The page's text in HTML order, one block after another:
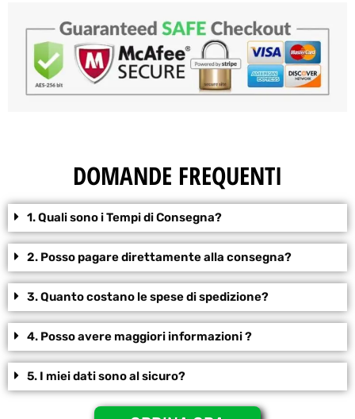
DOMANDE FREQUENTI
1. Quali sono i Tempi di Consegna?
2. Posso pagare direttamente alla consegna?
3. Quanto costano le spese di spedizione?
4. Posso avere maggiori informazioni ?
5. I miei dati sono al sicuro?